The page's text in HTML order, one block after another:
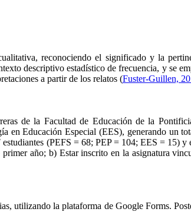
reconociendo el significado y la
descriptivo estadístico de frecuencia, y se
a partir de los relatos (Fuster-Guillen,
de la Facultad de Educación de la
en Educación Especial (EES), generando un
(PEFS = 68; PEP = 104; EES = 15)
año; b) Estar inscrito en la asignatura
utilizando la plataforma de Google Forms.